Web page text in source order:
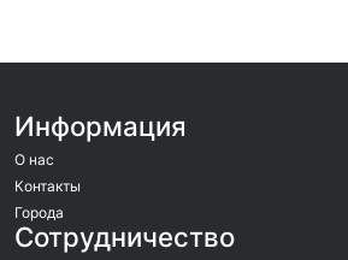
Информация
О нас
Контакты
Города
Сотрудничество